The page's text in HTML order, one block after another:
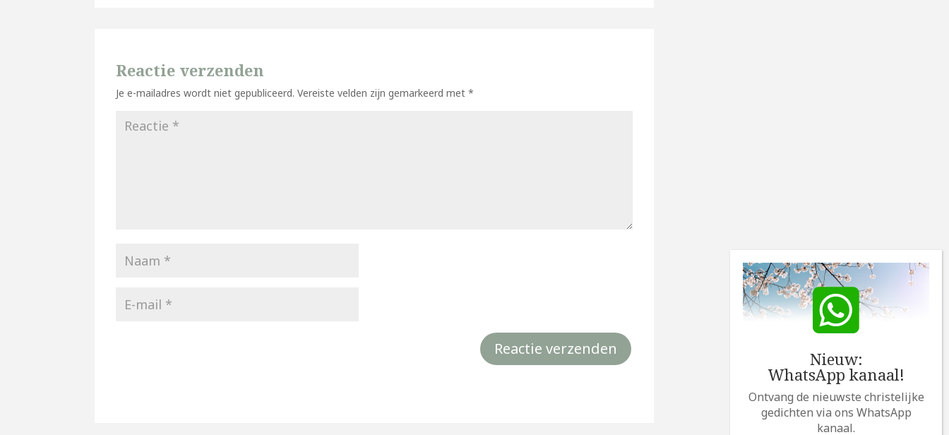
Reactie verzenden
Je e-mailadres wordt niet gepubliceerd. Vereiste velden zijn gemarkeerd met*
Nieuw:
WhatsApp kanaal!
Ontvang de nieuwste christelijke
gedichten via ons WhatsApp
kanaal.